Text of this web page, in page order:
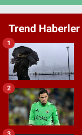
Trend Haberler
1
2